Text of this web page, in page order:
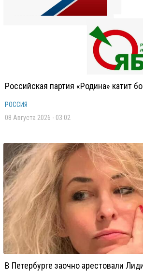
Российская партия «Родина» катит
РОССИЯ
08 Августа 2026 - 03:02
В Петербурге заочно арестовали